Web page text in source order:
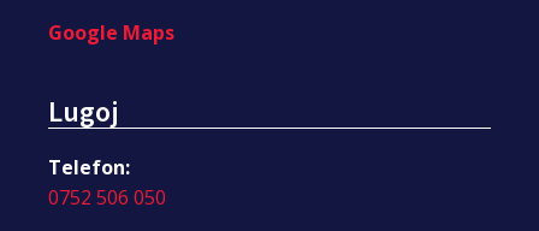
Google Maps
Lugoj
Telefon:
0752 506 050